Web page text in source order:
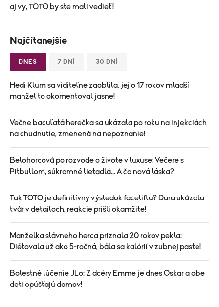
aj vy, TOTO by ste mali vedieť!
Najčítanejšie
DNES 7 DNÍ 30 DNÍ
Hedi Klum sa viditeľne zaoblila, jej o 17 rokov mladší
manžel to okomentoval jasne!
Večne bacuľatá herečka sa ukázala po roku na injekciách
na chudnutie, zmenená na nepoznanie!
Belohorcová po rozvode o živote v luxuse: Večere s
Pitbullom, súkromné lietadlá... A čo nová láska?
Tak TOTO je definitívny výsledok faceliftu? Dara ukázala
tvár v detailoch, reakcie prišli okamžite!
Manželka slávneho herca priznala 20 rokov pekla:
Diétovala už ako 5-ročná, bála sa kalórií v zubnej paste!
Bolestné lúčenie JLo: Z dcéry Emme je dnes Oskar a obe
deti opúšťajú domov!